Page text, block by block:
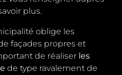
plus.
oblige les
façades propres et
de réaliser les
de type ravalement de